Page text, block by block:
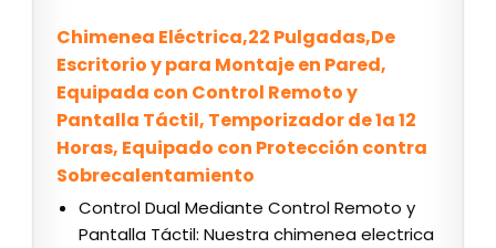
Chimenea Eléctrica,22 Pulgadas,De
Escritorio y para Montaje en Pared,
Equipada con Control Remoto y
Pantalla Táctil, Temporizador de 1a 12
Horas, Equipado con Protección contra
Sobrecalentamiento
Control Dual Mediante Control Remoto y
Pantalla Táctil: Nuestra chimenea electrica